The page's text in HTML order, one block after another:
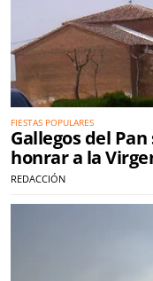
FIESTAS POPULARES
Gallegos del
honrar a la
REDACCIÓN